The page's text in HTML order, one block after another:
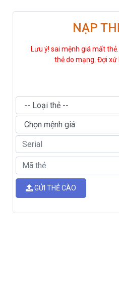
NẠP
Lưu ý! sai mệnh giá mất
thẻ do mạng. Đợi xứ
GỬI THẺ CÀO